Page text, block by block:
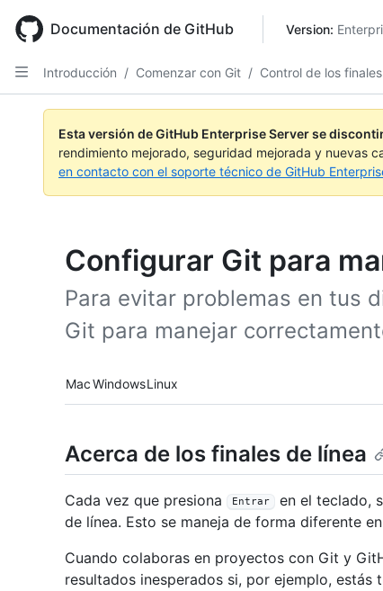
main
content
Documentación de GitHub Version:
Introducción / Comenzar con Git / Control de los
Esta versión de GitHub Enterprise Server se
rendimiento mejorado, seguridad mejorada y nuevas
en contacto con el soporte técnico de GitHub
Configurar Git para
Para evitar problemas en tus
Git para manejar
Platform navigation
MacWindowsLinux
Acerca de los finales de línea
Cada vez que presiona Entrar
en el teclado,
de línea. Esto se maneja de forma diferente
Cuando colaboras en proyectos con Git y
resultados inesperados si, por ejemplo, estás